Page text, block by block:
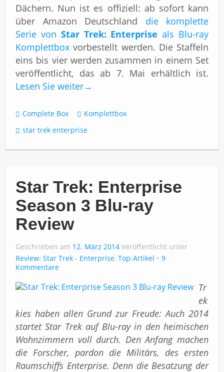
Dächern. Nun ist es offiziell: ab sofort kann
über Amazon Deutschland die komplette
Serie von Star Trek: Enterprise als Blu-ray
Komplettbox vorbestellt werden. Die Staffeln
eins bis vier werden zusammen in einem Set
veröffentlicht, das ab 7. Mai erhältlich ist.
Lesen Sie weiter→
Complete Box
Komplettbox
star trek enterprise
Star Trek: Enterprise
Season 3 Blu-ray
Review
Geschrieben am 12. März 2014 Veröffentlicht unter
Review: Star Trek - Enterprise, Top-Artikel
9
Kommentare
Tr
ek
kies haben allen Grund zur Freude: Auch 2014
startet Star Trek auf Blu-ray in den heimischen
Wohnzimmern voll durch. Den Anfang machen
die Forscher, pardon die Militärs, des ersten
Raumschiffs Enterprise. Denn die Besatzung der